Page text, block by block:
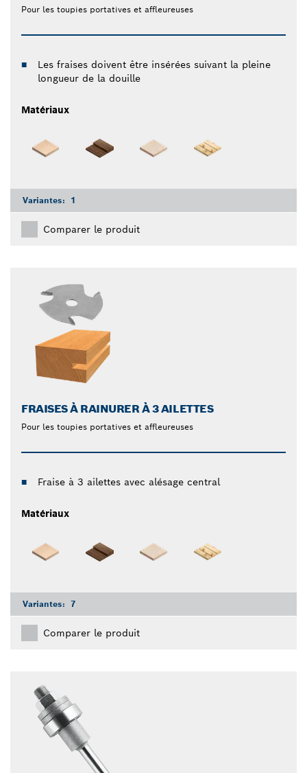
Pour les toupies portatives et affleureuses
Les fraises doivent être insérées suivant la pleine
longueur de la douille
Matériaux
Variantes: 1
Comparer le produit
FRAISES À RAINURER À 3 AILETTES
Pour les toupies portatives et affleureuses
Fraise à 3 ailettes avec alésage central
Matériaux
Variantes: 7
Comparer le produit